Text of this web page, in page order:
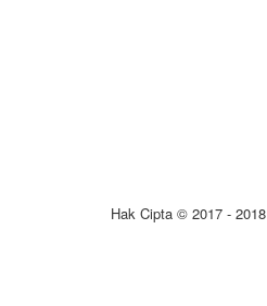
Hak Cipta © 2017 - 2018